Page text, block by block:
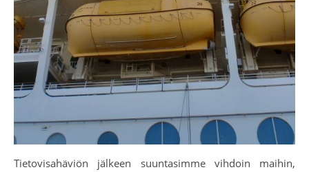
Tietovisahäviön jälkeen suuntasimme vihdoin maihin,